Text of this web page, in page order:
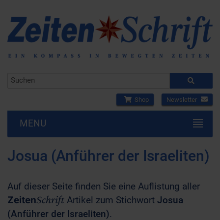
Shop Newsletter
MENU
Josua (Anführer der Israeliten)
Auf dieser Seite finden Sie eine Auflistung aller
ZeitenSchrift Artikel zum Stichwort Josua
(Anführer der Israeliten).